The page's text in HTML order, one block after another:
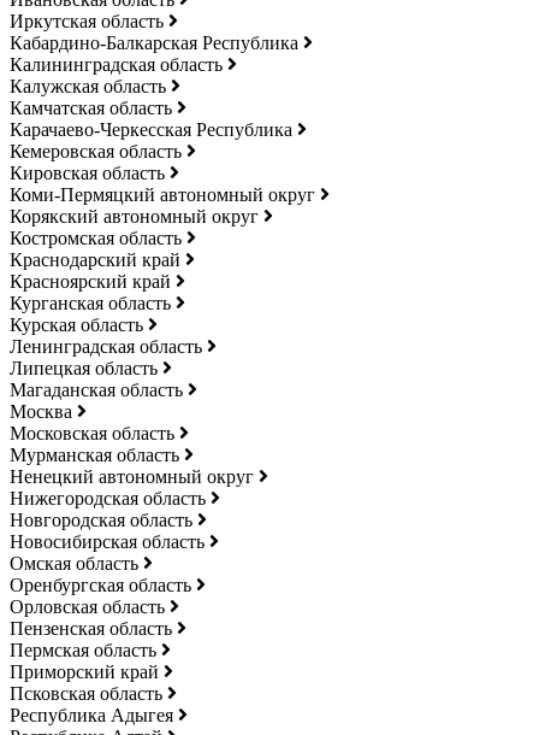
Иркутская область
Кабардино-Балкарская Республика
Калининградская область
Калужская область
Камчатская область
Карачаево-Черкесская Республика
Кемеровская область
Кировская область
Коми-Пермяцкий автономный округ
Корякский автономный округ
Костромская область
Краснодарский край
Красноярский край
Курганская область
Курская область
Ленинградская область
Липецкая область
Магаданская область
Москва
Московская область
Мурманская область
Ненецкий автономный округ
Нижегородская область
Новгородская область
Новосибирская область
Омская область
Оренбургская область
Орловская область
Пензенская область
Пермская область
Приморский край
Псковская область
Республика Адыгея